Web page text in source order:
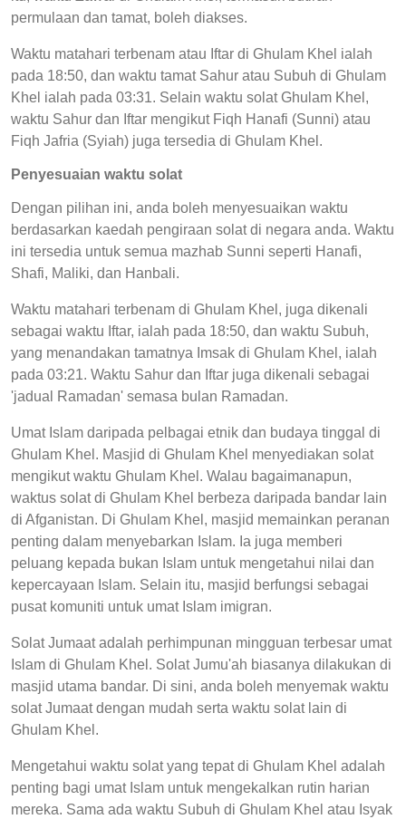
permulaan dan tamat, boleh diakses.
Waktu matahari terbenam atau Iftar di Ghulam Khel ialah
pada 18:50, dan waktu tamat Sahur atau Subuh di Ghulam
Khel ialah pada 03:31. Selain waktu solat Ghulam Khel,
waktu Sahur dan Iftar mengikut Fiqh Hanafi (Sunni) atau
Fiqh Jafria (Syiah) juga tersedia di Ghulam Khel.
Penyesuaian waktu solat
Dengan pilihan ini, anda boleh menyesuaikan waktu
berdasarkan kaedah pengiraan solat di negara anda. Waktu
ini tersedia untuk semua mazhab Sunni seperti Hanafi,
Shafi, Maliki, dan Hanbali.
Waktu matahari terbenam di Ghulam Khel, juga dikenali
sebagai waktu Iftar, ialah pada 18:50, dan waktu Subuh,
yang menandakan tamatnya Imsak di Ghulam Khel, ialah
pada 03:21. Waktu Sahur dan Iftar juga dikenali sebagai
'jadual Ramadan' semasa bulan Ramadan.
Umat Islam daripada pelbagai etnik dan budaya tinggal di
Ghulam Khel. Masjid di Ghulam Khel menyediakan solat
mengikut waktu Ghulam Khel. Walau bagaimanapun,
waktus solat di Ghulam Khel berbeza daripada bandar lain
di Afganistan. Di Ghulam Khel, masjid memainkan peranan
penting dalam menyebarkan Islam. Ia juga memberi
peluang kepada bukan Islam untuk mengetahui nilai dan
kepercayaan Islam. Selain itu, masjid berfungsi sebagai
pusat komuniti untuk umat Islam imigran.
Solat Jumaat adalah perhimpunan mingguan terbesar umat
Islam di Ghulam Khel. Solat Jumu'ah biasanya dilakukan di
masjid utama bandar. Di sini, anda boleh menyemak waktu
solat Jumaat dengan mudah serta waktu solat lain di
Ghulam Khel.
Mengetahui waktu solat yang tepat di Ghulam Khel adalah
penting bagi umat Islam untuk mengekalkan rutin harian
mereka. Sama ada waktu Subuh di Ghulam Khel atau Isyak